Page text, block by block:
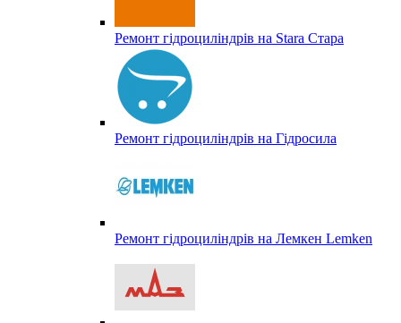
Ремонт гідроциліндрів на Stara Стара
Ремонт гідроциліндрів на Гідросила
Ремонт гідроциліндрів на Лемкен Lemken